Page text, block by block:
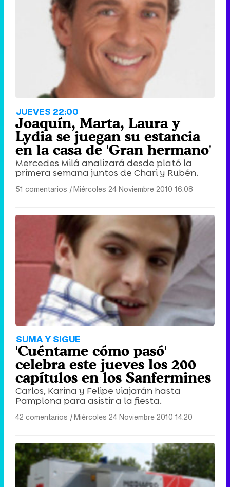
JUEVES 22:00
Joaquín, Marta, Laura y
Lydia se juegan su estancia
en la casa de 'Gran hermano'
Mercedes Milá analizará desde plató la
primera semana juntos de Chari y Rubén.
51 comentarios |Miércoles 24 Noviembre 2010 16:08
SUMA Y SIGUE
'Cuéntame cómo pasó'
celebra este jueves los 200
capítulos en los Sanfermines
Carlos, Karina y Felipe viajarán hasta
Pamplona para asistir a la fiesta.
42 comentarios |Miércoles 24 Noviembre 2010 14:20